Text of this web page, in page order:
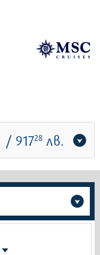
/ 91728лв.